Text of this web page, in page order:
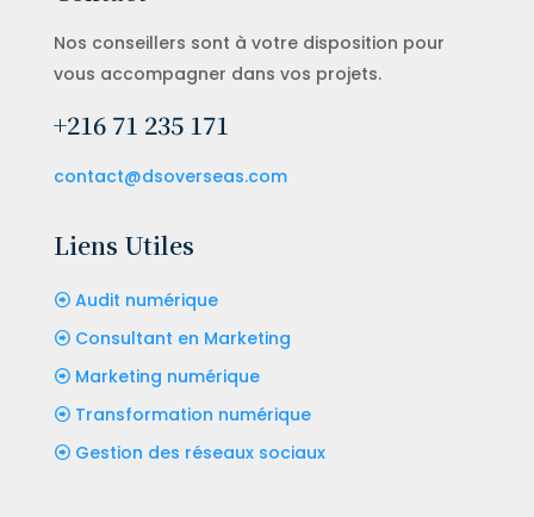
Nos conseillers sont à votre disposition pour
vous accompagner dans vos projets.
+216 71 235 171
contact@dsoverseas.com
Liens Utiles
Audit numérique
Consultant en Marketing
Marketing numérique
Transformation numérique
Gestion des réseaux sociaux